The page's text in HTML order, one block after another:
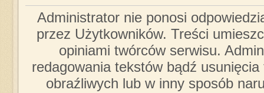
Administrator nie ponosi
przez Użytkowników. Treści
opiniami twórców serwisu.
redagowania tekstów bądź
obraźliwych lub w inny sposób